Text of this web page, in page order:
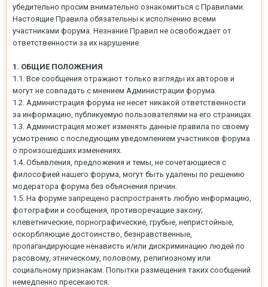
убедительно просим внимательно ознакомиться с Правилами.
Настоящие Правила обязательны к исполнению всеми
участниками форума. Незнание Правил не освобождает от
ответственности за их нарушение.
1. ОБЩИЕ ПОЛОЖЕНИЯ
1.1. Все сообщения отражают только взгляды их авторов и
могут не совпадать с мнением Администрации форума.
1.2. Администрация форума не несет никакой ответственности
за информацию, публикуемую пользователями на его страницах.
1.3. Администрация может изменять данные правила по своему
усмотрению с последующим уведомлением участников форума
о произошедших изменениях.
1.4. Объявления, предложения и темы, не сочетающиеся с
философией нашего форума, могут быть удалены по решению
модератора форума без объяснения причин.
1.5. На форуме запрещено распространять любую информацию,
фотографии и сообщения, противоречащие закону;
клеветнические, порнографические, грубые, непристойные,
оскорбляющие достоинство, безнравственные,
пропагандирующие ненависть и/или дискриминацию людей по
расовому, этническому, половому, религиозному или
социальному признакам. Попытки размещения таких сообщений
немедленно пресекаются.